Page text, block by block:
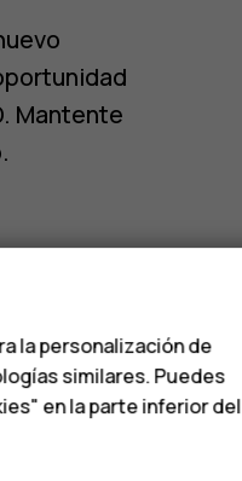
Mantente
la personalización de
similares. Puedes
en la parte inferior del